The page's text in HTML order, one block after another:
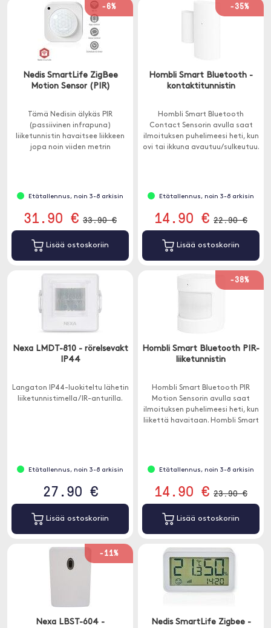
-6%
Nedis SmartLife ZigBee
Motion Sensor (PIR)
Tämä Nedisin älykäs PIR
(passiivinen infrapuna)
liiketunnistin havaitsee liikkeen
jopa noin viiden metrin
Etätallennus, noin 3-8 arkisin
31.90 € 33.90 €
Lisää ostoskoriin
-35%
Hombli Smart Bluetooth -
kontaktitunnistin
Hombli Smart Bluetooth
Contact Sensorin avulla saat
ilmoituksen puhelimeesi heti, kun
ovi tai ikkuna avautuu/sulkeutuu.
Etätallennus, noin 3-8 arkisin
14.90 € 22.90 €
Lisää ostoskoriin
Nexa LMDT-810 - rörelsevakt
IP44
Langaton IP44-luokiteltu lähetin
liiketunnistimella / IR-anturilla.
Etätallennus, noin 3-8 arkisin
27.90 €
Lisää ostoskoriin
-38%
Hombli Smart Bluetooth PIR-
liiketunnistin
Hombli Smart Bluetooth PIR
Motion Sensorin avulla saat
ilmoituksen puhelimeesi heti, kun
liikettä havaitaan. Hombli Smart
Etätallennus, noin 3-8 arkisin
14.90 € 23.90 €
Lisää ostoskoriin
-11%
Nexa LBST-604 -
Nedis SmartLife Zigbee -